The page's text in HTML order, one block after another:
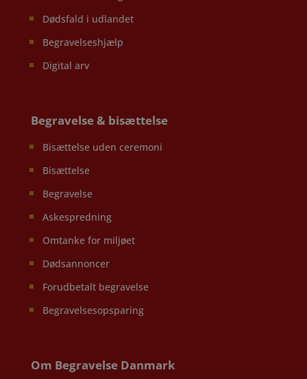
Dødsfald i udlandet
Begravelseshjælp
Digital arv
Begravelse & bisættelse
Bisættelse uden ceremoni
Bisættelse
Begravelse
Askespredning
Omtanke for miljøet
Dødsannoncer
Forudbetalt begravelse
Begravelsesopsparing
Om Begravelse Danmark